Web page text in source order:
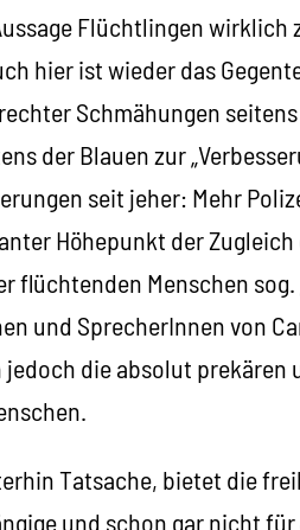
Flüchtlingen wirklich
hier ist wieder das
Schmähungen seitens
der Blauen zur
seit jeher: Mehr
Höhepunkt der Zugleich
flüchtenden Menschen sog.
und SprecherInnen von
die absolut prekären
Tatsache, bietet die
und schon gar nicht